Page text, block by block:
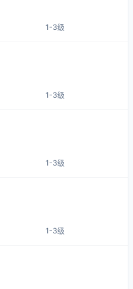
1-3级
1-3级
1-3级
1-3级